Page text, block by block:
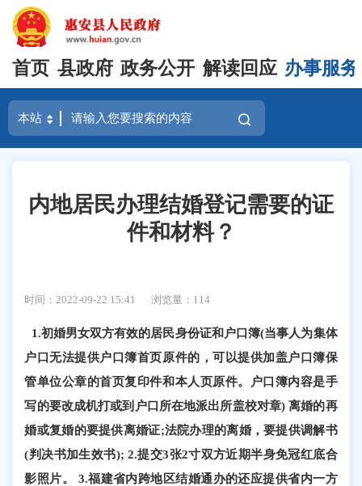
首页 县政府 政务公开 解读回应 办事服务
内地居民办理结婚登记需要的证
件和材料？
时间：2022-09-22 15:41 浏览量： 114
1.初婚男女双方有效的居民身份证和户口簿(当事人为集体
户口无法提供户口簿首页原件的，可以提供加盖户口簿保
管单位公章的首页复印件和本人页原件。户口簿内容是手
写的要改成机打或到户口所在地派出所盖校对章) 离婚的再
婚或复婚的要提供离婚证;法院办理的离婚，要提供调解书
(判决书加生效书); 2.提交3张2寸双方近期半身免冠红底合
影照片。 3.福建省内跨地区结婚通办的还应提供省内一方